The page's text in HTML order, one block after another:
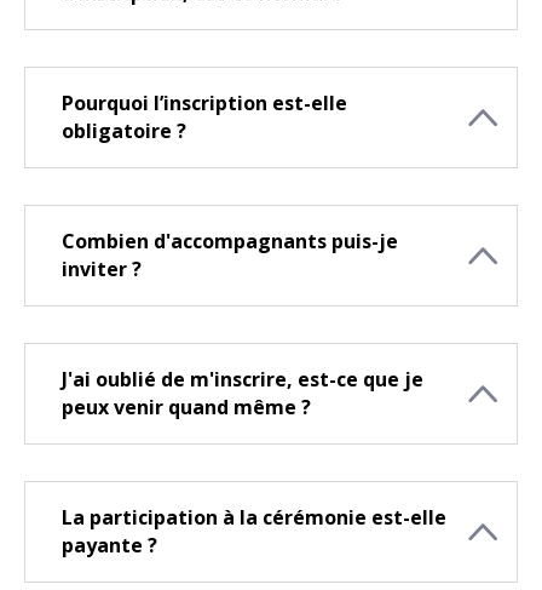
Pourquoi l’inscription est-elle
obligatoire ?
Combien d'accompagnants puis-je
inviter ?
J'ai oublié de m'inscrire, est-ce que je
peux venir quand même ?
La participation à la cérémonie est-elle
payante ?